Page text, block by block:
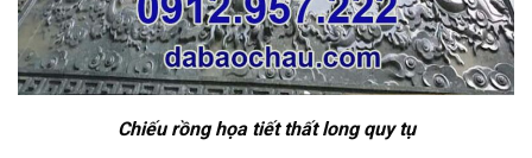
Chiếu rồng họa tiết thất long quy tụ